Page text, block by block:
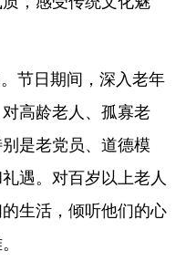
节日期间，深入老年
高龄老人、孤寡老
是老党员、道德模
遇。对百岁以上老人
生活，倾听他们的心